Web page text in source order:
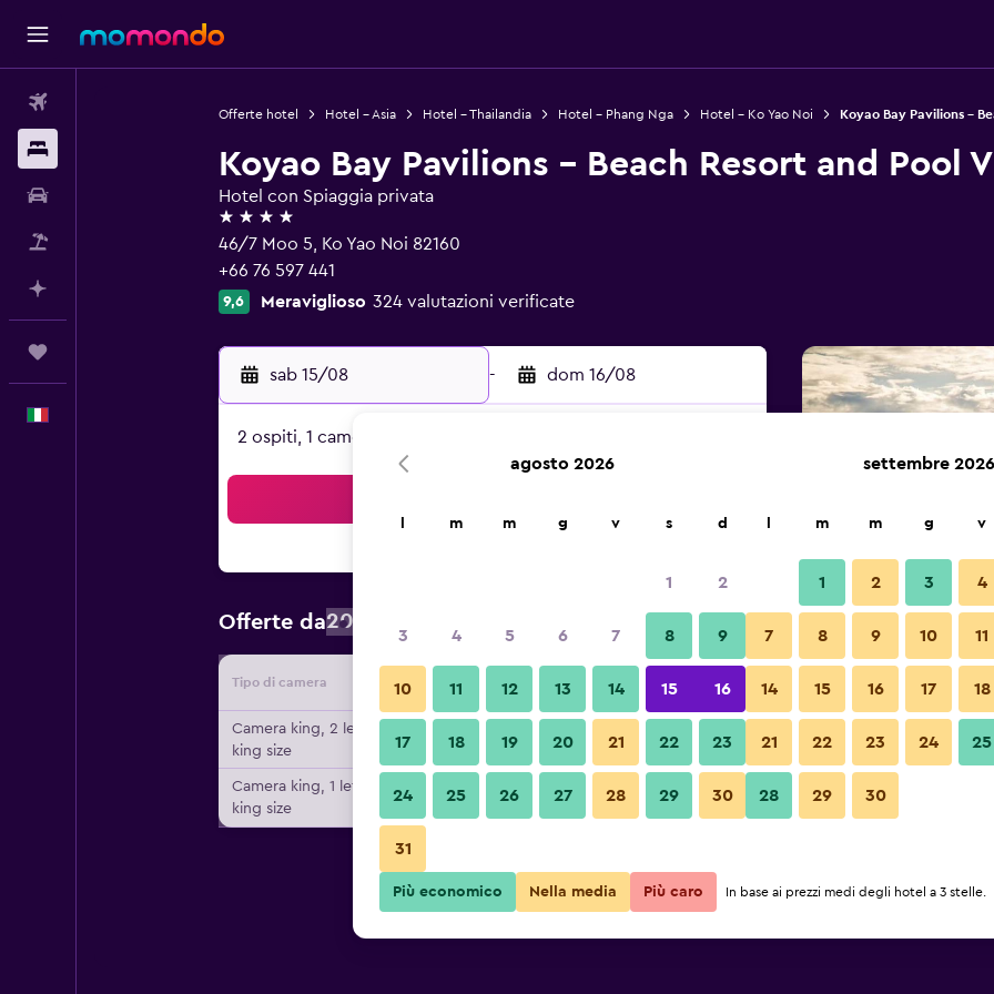
Offerte hotel Hotel - Asia Hotel - Thailandia Hotel - Phang Nga Hotel - Ko Yao Noi Koyao Bay Pavilions -
Koyao Bay Pavilions - Beach Resort and Pool
Hotel con Spiaggia privata
4 stelle
46/7 Moo 5, Ko Yao Noi 82160
+66 76 597 441
9,6 Meraviglioso 324 valutazioni verificate
sab 15/08 - dom 16/08
2 ospiti, 1 camera
Offerte da200 € Prezzo a notte più conveniente
Tipo di camera Fornitore Totale notte
Camera king, 2 letti
king size
200 € Visualizza offerta
Camera king, 1 letto
king size
268 € Visualizza offerta
Altro
Foto di Koyao Bay Pavilions -
agosto 2026
m m g v s d
1 2
3 4 5 6 7 8 9
10 11 12 13 14 15 16
17 18 19 20 21 22 23
24 25 26 27 28 29 30
31
settembre 2026
m m g v
1 2 3 4
7 8 9 10 11
14 15 16 17 18
21 22 23 24 25
28 29 30
Più economico Nella media Più caro In base ai prezzi medi degli hotel a 3 stelle.